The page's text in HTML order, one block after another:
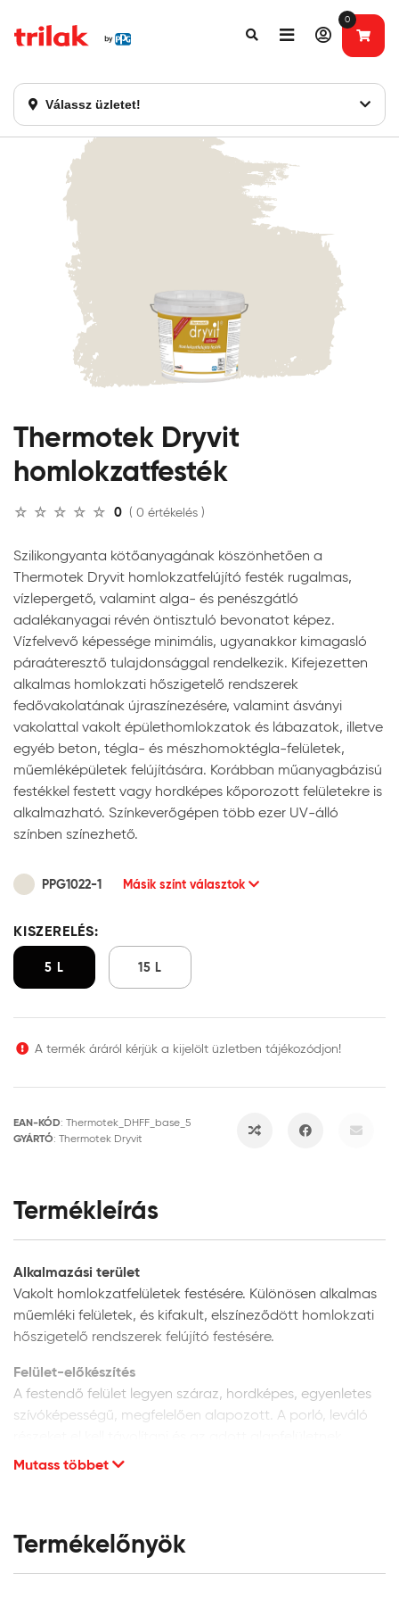
Válassz üzletet!
0
Fontos tájékoztatás!
Thermotek Dryvit
homlokzatfesték
0 ( 0 értékelés )
Szilikongyanta kötőanyagának köszönhetően a
Thermotek Dryvit homlokzatfelújító festék rugalmas,
vízlepergető, valamint alga- és penészgátló
adalékanyagai révén öntisztuló bevonatot képez.
Vízfelvevő képessége minimális, ugyanakkor kimagasló
páraáteresztő tulajdonsággal rendelkezik. Kifejezetten
alkalmas homlokzati hőszigetelő rendszerek
fedővakolatának újraszínezésére, valamint ásványi
vakolattal vakolt épülethomlokzatok és lábazatok, illetve
egyéb beton, tégla- és mészhomoktégla-felületek,
műemléképületek felújítására. Korábban műanyagbázisú
festékkel festett vagy hordképes kőporozott felületekre is
alkalmazható. Színkeverőgépen több ezer UV-álló
színben színezhető.
PPG1022-1 Másik színt választok
KISZERELÉS:
5 L 15 L
A termék áráról kérjük a kijelölt üzletben tájékozódjon!
EAN-KÓD: Thermotek_DHFF_base_5
GYÁRTÓ: Thermotek Dryvit
Termékleírás
Alkalmazási terület
Vakolt homlokzatfelületek festésére. Különösen alkalmas
műemléki felületek, és kifakult, elszíneződött homlokzati
hőszigetelő rendszerek felújító festésére.
Felület-előkészítés
A festendő felület legyen száraz, hordképes, egyenletes
szívóképességű, megfelelően alapozott. A porló, leváló
megfelelően kijavítani. A vakolat minősége legyen min. vH
Új, vakolt vagy beton felületek:
felület szívóképességének kiegyenlítéséhez a
Mutass többet
Termékelőnyök